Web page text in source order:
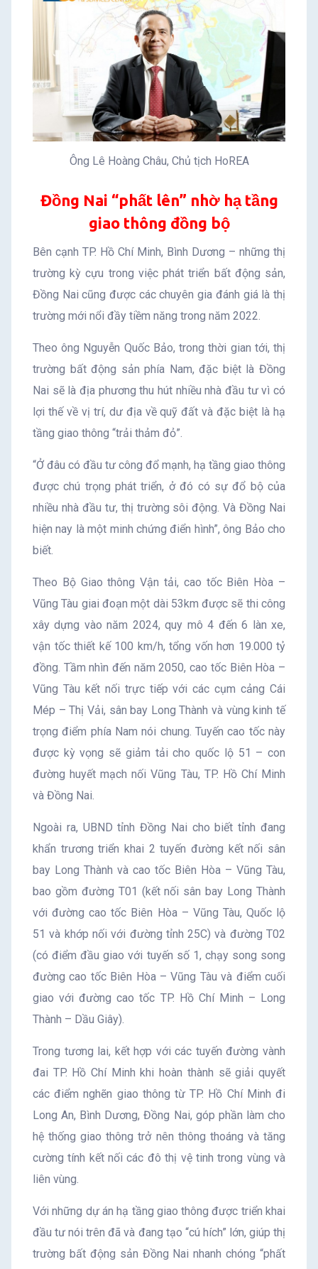
Ông Lê Hoàng Châu, Chủ tịch HoREA
Đồng Nai “phất lên” nhờ hạ tầng
giao thông đồng bộ
Bên cạnh TP. Hồ Chí Minh, Bình Dương – những thị
trường kỳ cựu trong việc phát triển bất động sản,
Đồng Nai cũng được các chuyên gia đánh giá là thị
trường mới nổi đầy tiềm năng trong năm 2022.
Theo ông Nguyễn Quốc Bảo, trong thời gian tới, thị
trường bất động sản phía Nam, đặc biệt là Đồng
Nai sẽ là địa phương thu hút nhiều nhà đầu tư vì có
lợi thế về vị trí, dư địa về quỹ đất và đặc biệt là hạ
tầng giao thông “trải thảm đỏ”.
“Ở đâu có đầu tư công đổ mạnh, hạ tầng giao thông
được chú trọng phát triển, ở đó có sự đổ bộ của
nhiều nhà đầu tư, thị trường sôi động. Và Đồng Nai
hiện nay là một minh chứng điển hình”, ông Bảo cho
biết.
Theo Bộ Giao thông Vận tải, cao tốc Biên Hòa –
Vũng Tàu giai đoạn một dài 53km được sẽ thi công
xây dựng vào năm 2024, quy mô 4 đến 6 làn xe,
vận tốc thiết kế 100 km/h, tổng vốn hơn 19.000 tỷ
đồng. Tầm nhìn đến năm 2050, cao tốc Biên Hòa –
Vũng Tàu kết nối trực tiếp với các cụm cảng Cái
Mép – Thị Vải, sân bay Long Thành và vùng kinh tế
trọng điểm phía Nam nói chung. Tuyến cao tốc này
được kỳ vọng sẽ giảm tải cho quốc lộ 51 – con
đường huyết mạch nối Vũng Tàu, TP. Hồ Chí Minh
và Đồng Nai.
Ngoài ra, UBND tỉnh Đồng Nai cho biết tỉnh đang
khẩn trương triển khai 2 tuyến đường kết nối sân
bay Long Thành và cao tốc Biên Hòa – Vũng Tàu,
bao gồm đường T01 (kết nối sân bay Long Thành
với đường cao tốc Biên Hòa – Vũng Tàu, Quốc lộ
51 và khớp nối với đường tỉnh 25C) và đường T02
(có điểm đầu giao với tuyến số 1, chạy song song
đường cao tốc Biên Hòa – Vũng Tàu và điểm cuối
giao với đường cao tốc TP. Hồ Chí Minh – Long
Thành – Dầu Giây).
Trong tương lai, kết hợp với các tuyến đường vành
đai TP. Hồ Chí Minh khi hoàn thành sẽ giải quyết
các điểm nghẽn giao thông từ TP. Hồ Chí Minh đi
Long An, Bình Dương, Đồng Nai, góp phần làm cho
hệ thống giao thông trở nên thông thoáng và tăng
cường tính kết nối các đô thị vệ tinh trong vùng và
liên vùng.
Với những dự án hạ tầng giao thông được triển khai
đầu tư nói trên đã và đang tạo “cú hích” lớn, giúp thị
trường bất động sản Đồng Nai nhanh chóng “phất